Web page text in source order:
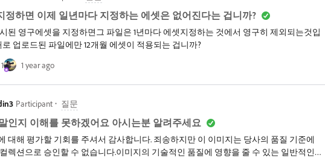
정하면 이제 일년마다 지정하는 에셋은 없어진다는 겁니까?
된 영구에셋을 지정하면그 파일은 1년마다 에셋지정하는 것에서 영구히 제외되는것입
로 업로드된 파일에만 12개월 에셋이 적용되는 겁니까?
1 1 year ago
Participant 질문
인지 이해를 못하겠어요 아시는분 알려주세요
대해 평가할 기회를 주셔서 감사합니다. 죄송하지만 이 이미지는 당사의 품질 기준에
렉션으로 승인할 수 없습니다.이미지의 기술적인 품질에 영향을 줄 수 있는 일반적인